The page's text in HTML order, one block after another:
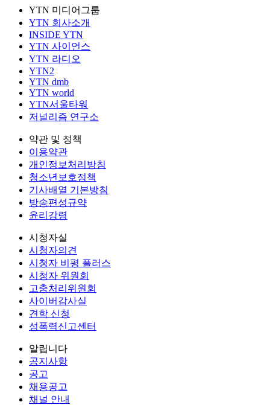
YTN 미디어그룹
YTN 회사소개
INSIDE YTN
YTN 사이언스
YTN 라디오
YTN2
YTN dmb
YTN world
YTN서울타워
저널리즘 연구소
약관 및 정책
이용약관
개인정보처리방침
청소년보호정책
기사배열 기본방침
방송편성규약
윤리강령
시청자실
시청자의견
시청자 비평 플러스
시청자 위원회
고충처리위원회
사이버감사실
견학 신청
성폭력신고센터
알립니다
공지사항
공고
채용공고
채널 안내